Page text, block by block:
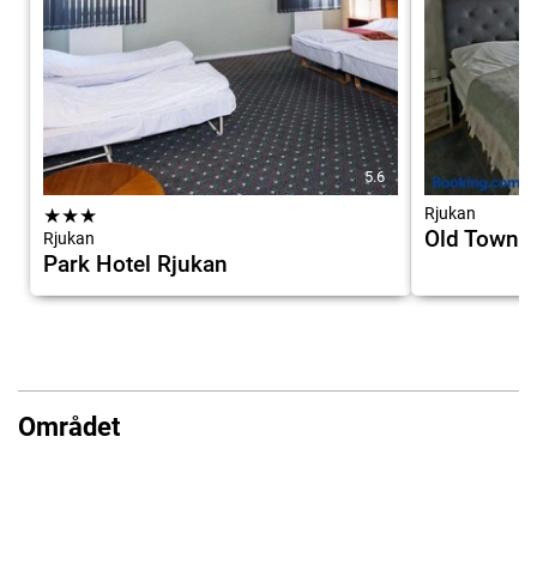
5.6
★★★
Rjukan
Park Hotel Rjukan
Rjukan
Old Town
Området